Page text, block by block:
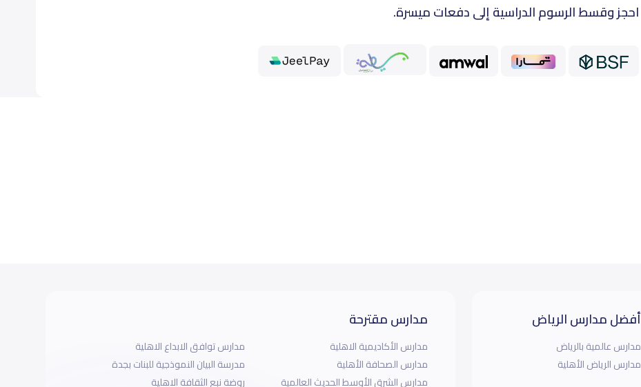
احجز وقسط الرسوم الدراسية إلى دفعات ميسرة.
أفضل مدارس الرياض
مدارس عالمية بالرياض
مدارس الرياض الأهلية
مدارس مقترحة
مدارس الأكاديمية الاهلية
مدارس الصحافة الأهلية
مدارس الشرق الأوسط الحديث العالمية
مدارس توافق الابداع الاهلية
مدرسة البيان النموذجية للبنات بجدة
روضة نبع الثقافة الاهلية